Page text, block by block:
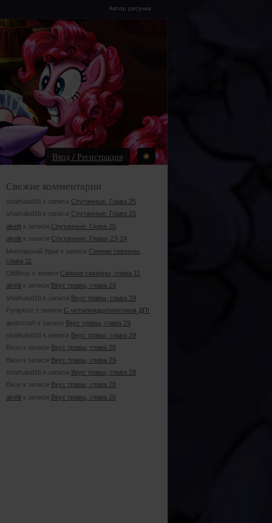
Автор рисунка
Вход / Регистрация
Свежие комментарии
shaihulud16 к записи Спутанные. Глава 25
shaihulud16 к записи Спутанные. Глава 25
akelit к записи Спутанные. Глава 25
akelit к записи Спутанные. Главы 23-24
Многорукий Удав к записи Сияние скверны,
глава 11
OldBros к записи Сияние скверны, глава 11
akelit к записи Вкус травы, глава 29
shaihulud16 к записи Вкус травы, глава 29
FynjyKez к записи С четырнадцатилетием ДП!
gedzerath к записи Вкус травы, глава 29
shaihulud16 к записи Вкус травы, глава 29
Веон к записи Вкус травы, глава 28
Веон к записи Вкус травы, глава 29
shaihulud16 к записи Вкус травы, глава 28
Веон к записи Вкус травы, глава 28
akelit к записи Вкус травы, глава 28